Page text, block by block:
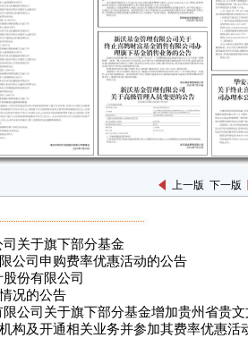
上一版 下一版
关于旗下部分基金
公司申购费率优惠活动的公告
份有限公司
况的公告
公司关于旗下部分基金增加贵州省贵
构及开通相关业务并参加其费率优惠活
招